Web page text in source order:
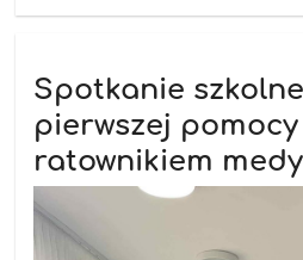
Spotkanie
pierwszej pomocy
ratownikiem